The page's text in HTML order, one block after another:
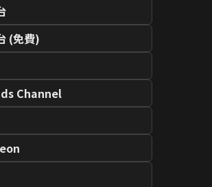
(免費)
Channel